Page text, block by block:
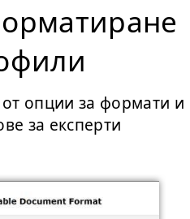
опции за формати и
за експерти